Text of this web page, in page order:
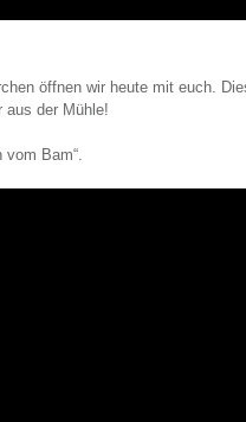
öffnen wir heute mit euch.
aus der Mühle!
vom Bam“.